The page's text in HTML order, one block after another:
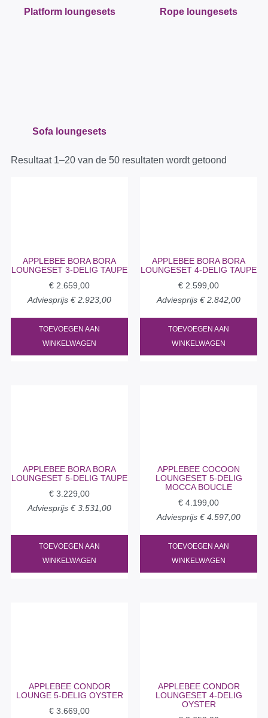
Platform loungesets Rope loungesets
Sofa loungesets
Resultaat 1–20 van de 50 resultaten wordt getoond
APPLEBEE BORA BORA
LOUNGESET 3-DELIG TAUPE
€ 2.659,00
Adviesprijs €2.923,00
TOEVOEGEN AAN
WINKELWAGEN
APPLEBEE BORA BORA
LOUNGESET 4-DELIG TAUPE
€ 2.599,00
Adviesprijs €2.842,00
TOEVOEGEN AAN
WINKELWAGEN
APPLEBEE BORA BORA
LOUNGESET 5-DELIG TAUPE
€ 3.229,00
Adviesprijs €3.531,00
TOEVOEGEN AAN
WINKELWAGEN
APPLEBEE COCOON
LOUNGESET 5-DELIG
MOCCA BOUCLE
€ 4.199,00
Adviesprijs €4.597,00
TOEVOEGEN AAN
WINKELWAGEN
APPLEBEE CONDOR
LOUNGE 5-DELIG OYSTER
€ 3.669,00
APPLEBEE CONDOR
LOUNGESET 4-DELIG
OYSTER